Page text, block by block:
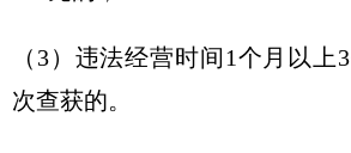
（3）违法经营时间1个月以上
次查获的。